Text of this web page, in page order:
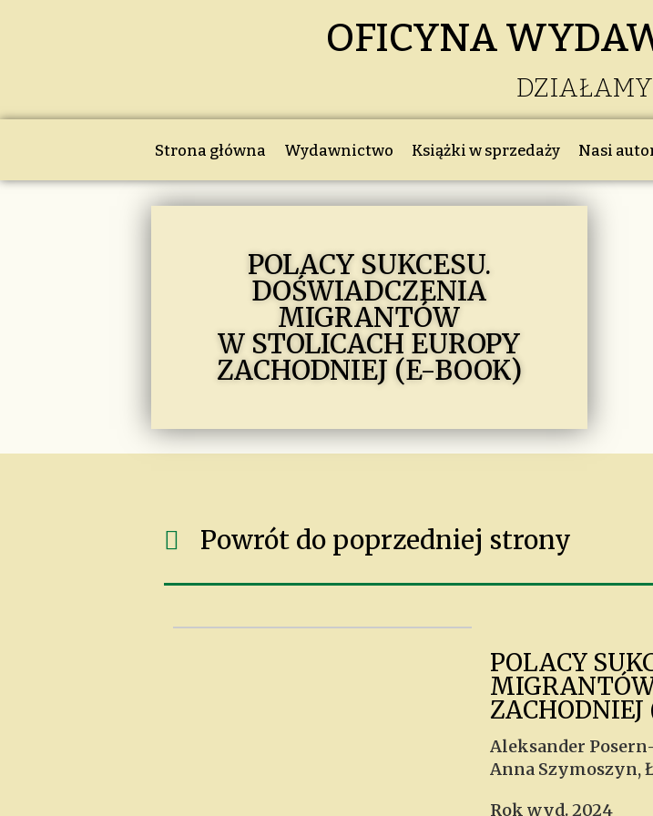
OFICYNA
DZIAŁAMY
Strona główna Wydawnictwo Książki w sprzedaży Nasi
POLACY SUKCESU.
DOŚWIADCZENIA
MIGRANTÓW
W STOLICACH EUROPY
ZACHODNIEJ (E-BOOK)
Powrót do poprzedniej strony
POLACY
ZACHODNIEJ
Aleksander
Anna Szymoszyn,
Rok wyd. 2024